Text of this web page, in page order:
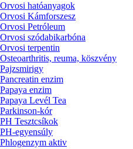
Orvosi hatóanyagok
Orvosi Kámforszesz
Orvosi Petróleum
Orvosi szódabikarbóna
Orvosi terpentin
Osteoarthritis, reuma, köszvény
Pajzsmirigy
Pancreatin enzim
Papaya enzim
Papaya Levél Tea
Parkinson-kór
PH Tesztcsíkok
PH-egyensúly
Phlogenzym aktiv